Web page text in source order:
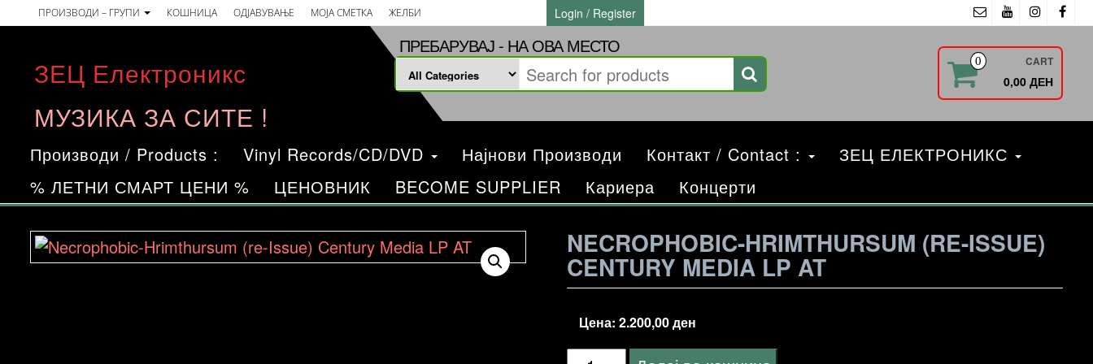
to
content
ПРОИЗВОДИ – ГРУПИ КОШНИЦА ОДЈАВУВАЊЕ МОЈА СМЕТКА ЖЕЛБИ Login / Register
ЗЕЦ Електроникс
МУЗИКА ЗА СИТЕ !
ПРЕБАРУВАЈ - НА ОВА МЕСТО
0 CART
0,00 ДЕН
Производи / Products : Vinyl Records/CD/DVD Најнови Производи Контакт / Contact :
ЗЕЦ ЕЛЕКТРОНИКС
% ЛЕТНИ СМАРТ ЦЕНИ %
ЦЕНОВНИК BECOME SUPPLIER Кариера Концерти
NECROPHOBIC-HRIMTHURSUM (RE-ISSUE)
CENTURY MEDIA LP AT
Цена:2.200,00ден